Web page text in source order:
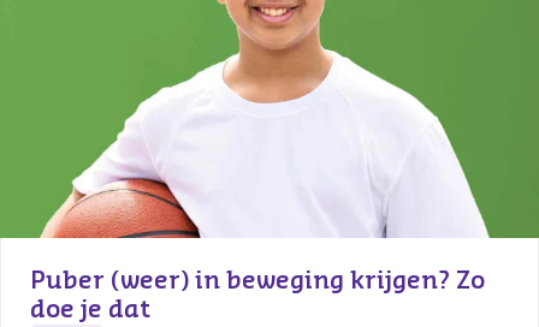
Puber (weer) in beweging krijgen? Zo
doe je dat